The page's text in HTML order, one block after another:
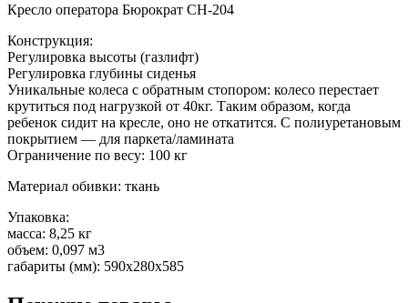
Кресло оператора Бюрократ CH-204
Конструкция:
Регулировка высоты (газлифт)
Регулировка глубины сиденья
Уникальные колеса с обратным стопором: колесо перестает
крутиться под нагрузкой от 40кг. Таким образом, когда
ребенок сидит на кресле, оно не откатится. С полиуретановым
покрытием — для паркета/ламината
Ограничение по весу: 100 кг
Материал обивки: ткань
Упаковка:
масса: 8,25 кг
объем: 0,097 м3
габариты (мм): 590х280х585